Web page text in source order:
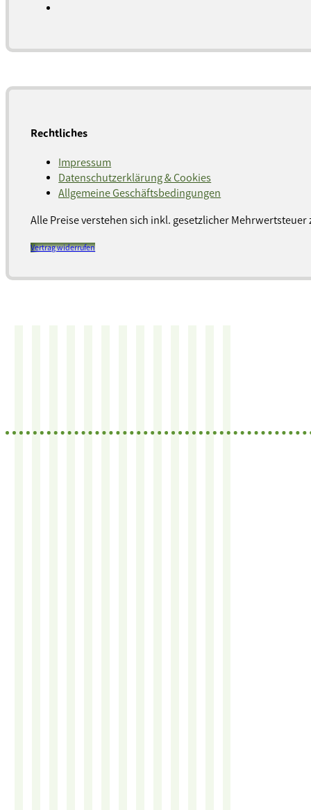
Rechtliches
Impressum
Datenschutzerklärung & Cookies
Allgemeine Geschäftsbedingungen
Alle Preise verstehen sich inkl. gesetzlicher Mehrwertsteuer
Vertrag widerrufen